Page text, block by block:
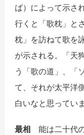
ば）によって示さ
行くと「歌枕」と
枕」を訪ねて歌を
が示される。「天
う「歌の道」、「
て、それが太平洋
白いなと思っていま
最相 能は二十代